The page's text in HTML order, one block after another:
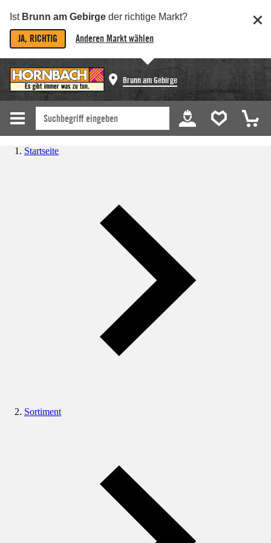
Ist Brunn am Gebirge der richtige Markt?
JA, RICHTIG Anderen Markt wählen
Brunn am Gebirge
Startseite
Sortiment